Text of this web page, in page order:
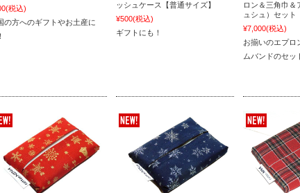
(税込)
の方へのギフトやお土産に
ッシュケース【普通サイズ】
¥500(税込)
ギフトにも！
ロン＆三角巾＆
ュシュ）セット
¥7,000(税込)
お揃いのエプロ
ムバンドのセッ